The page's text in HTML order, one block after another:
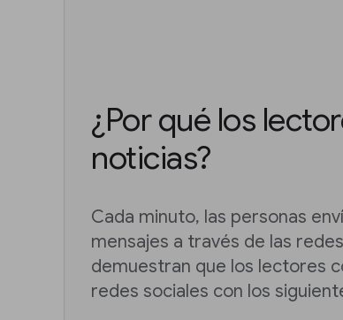
¿Por qué los
noticias?
Cada minuto, las personas
mensajes a través de las
demuestran que los lectores
redes sociales con los